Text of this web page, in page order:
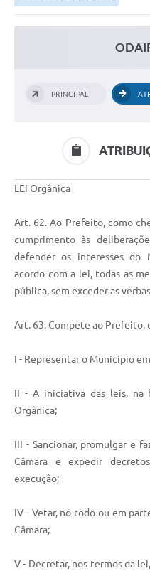
PRINCIPAL
LEI Orgânica
Art. 62. Ao Prefeito, como
cumprimento às
defender os interesses do
acordo com a lei, todas as
pública, sem exceder as
Art. 63. Compete ao
I - Representar o Município
II - A iniciativa das leis, na
Orgânica;
III - Sancionar, promulgar e
Câmara e expedir
execução;
IV - Vetar, no todo ou em
Câmara;
V - Decretar, nos termos da